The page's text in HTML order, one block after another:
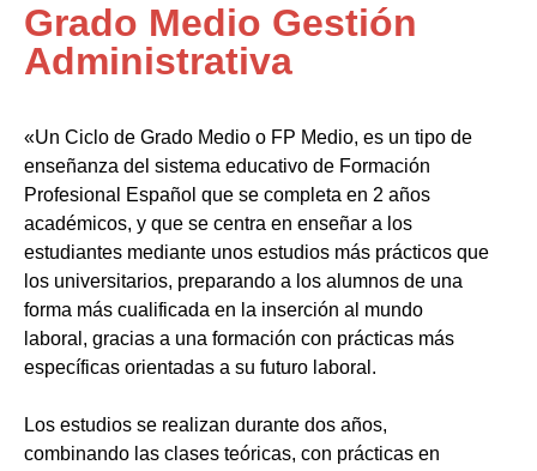
Grado Medio Gestión
Administrativa
«Un Ciclo de Grado Medio o FP Medio, es un tipo de
enseñanza del sistema educativo de Formación
Profesional Español que se completa en 2 años
académicos, y que se centra en enseñar a los
estudiantes mediante unos estudios más prácticos que
los universitarios, preparando a los alumnos de una
forma más cualificada en la inserción al mundo
laboral, gracias a una formación con prácticas más
específicas orientadas a su futuro laboral.
Los estudios se realizan durante dos años,
combinando las clases teóricas, con prácticas en